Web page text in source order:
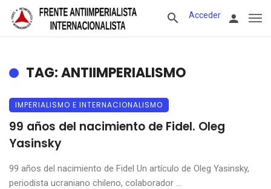
Acceder
TAG: ANTIIMPERIALISMO
IMPERIALISMO E INTERNACIONALISMO
99 años del nacimiento de Fidel. Oleg
Yasinsky
99 años del nacimiento de Fidel Un artículo de Oleg Yasinsky,
periodista ucraniano chileno, colaborador ...